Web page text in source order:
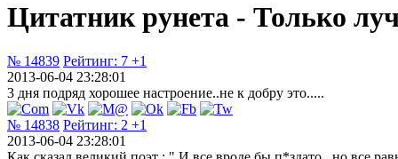
Цитатник рунета - Только
№ 14839 Рейтинг: 7 +1
2013-06-04 23:28:01
3 дня подряд хорошее настроение..не к добру это.....
№ 14838 Рейтинг: 2 +1
2013-06-04 23:28:01